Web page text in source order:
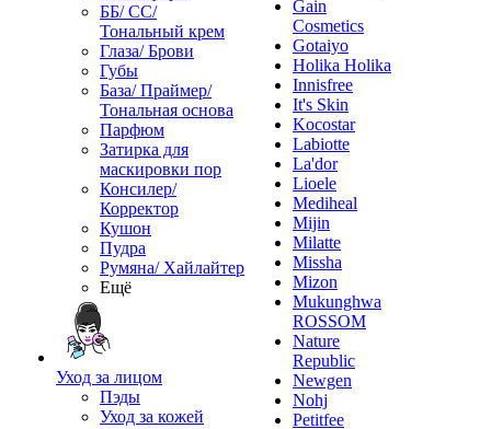
ББ/ СС/
Тональный крем
Глаза/ Брови
Губы
База/ Праймер/
Тональная основа
Парфюм
Затирка для
маскировки пор
Консилер/
Корректор
Кушон
Пудра
Румяна/ Хайлайтер
Ещё
Уход за лицом
Пэды
Уход за кожей
Gain
Cosmetics
Gotaiyo
Holika Holika
Innisfree
It's Skin
Kocostar
Labiotte
La'dor
Lioele
Mediheal
Mijin
Milatte
Missha
Mizon
Mukunghwa
ROSSOM
Nature
Republic
Newgen
Nohj
Petitfee